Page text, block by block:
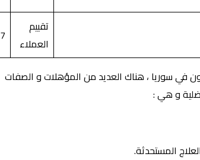
تقييم
العملاء
7
في سوريا ، هناك العديد من المؤهلات و الصفات
و هي :
المستحدثة.